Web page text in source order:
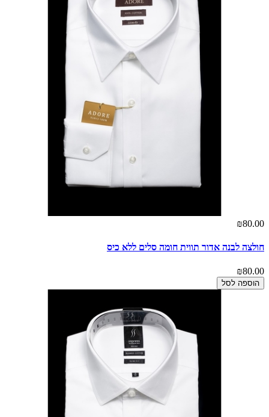
₪80.00
חולצה לבנה אדור תווית חומה סלים ללא כיס
₪80.00
הוספה לסל